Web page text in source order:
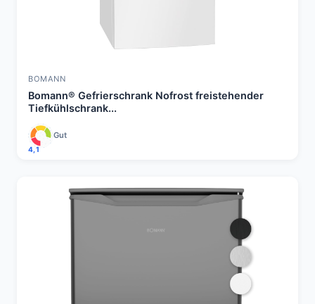
BOMANN
Bomann® Gefrierschrank Nofrost freistehender
Tiefkühlschrank...
4,1
Gut